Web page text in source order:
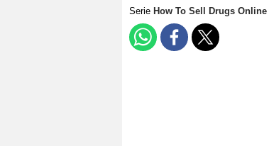
Serie How To Sell Drugs